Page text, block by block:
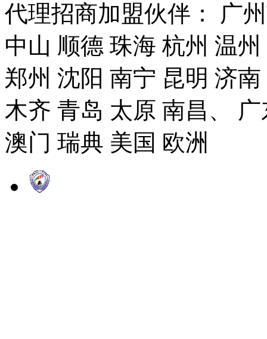
代理招商加盟伙伴： 广
中山 顺德 珠海 杭州 温
郑州 沈阳 南宁 昆明 济
木齐 青岛 太原 南昌、
澳门 瑞典 美国 欧洲